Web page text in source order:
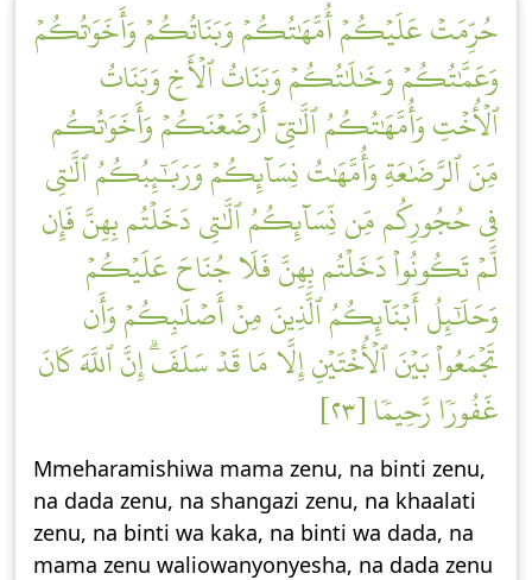
حُرِّمَتۡ عَلَيۡكُمۡ أُمَّهَٰتُكُمۡ وَبَنَاتُكُمۡ وَأَخَوَٰتُكُمۡ
وَعَمَّٰتُكُمۡ وَخَٰلَٰتُكُمۡ وَبَنَاتُ ٱلۡأَخِ وَبَنَاتُ
ٱلۡأُخۡتِ وَأُمَّهَٰتُكُمُ ٱلَّٰتِيٓ أَرۡضَعۡنَكُمۡ وَأَخَوَٰتُكُم
مِّنَ ٱلرَّضَٰعَةِ وَأُمَّهَٰتُ نِسَآئِكُمۡ وَرَبَٰٓئِبُكُمُ ٱلَّٰتِي
فِي حُجُورِكُم مِّن نِّسَآئِكُمُ ٱلَّٰتِي دَخَلۡتُم بِهِنَّ فَإِن
لَّمۡ تَكُونُواْ دَخَلۡتُم بِهِنَّ فَلَا جُنَاحَ عَلَيۡكُمۡ
وَحَلَٰٓئِلُ أَبۡنَآئِكُمُ ٱلَّذِينَ مِنۡ أَصۡلَٰبِكُمۡ وَأَن
تَجۡمَعُواْ بَيۡنَ ٱلۡأُخۡتَيۡنِ إِلَّا مَا قَدۡ سَلَفَۗ إِنَّ ٱللَّهَ كَانَ
غَفُورٗا رَّحِيمٗا [٢٣]
Mmeharamishiwa mama zenu, na binti zenu,
na dada zenu, na shangazi zenu, na khaalati
zenu, na binti wa kaka, na binti wa dada, na
mama zenu waliowanyonyesha, na dada zenu